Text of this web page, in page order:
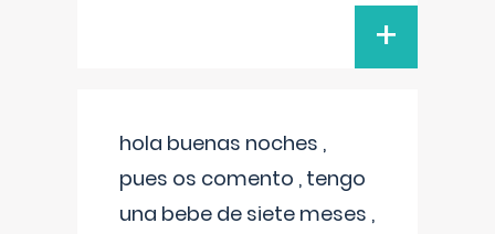
+
hola buenas noches ,
pues os comento , tengo
una bebe de siete meses ,